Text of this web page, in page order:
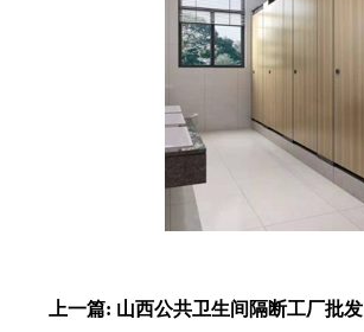
上一篇: 山西公共卫生间隔断工厂批发